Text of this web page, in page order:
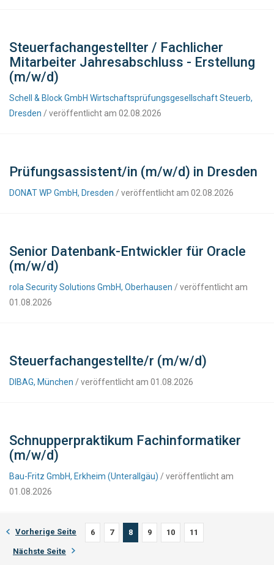
Steuerfachangestellter / Fachlicher
Mitarbeiter Jahresabschluss - Erstellung
(m/w/d)
Schell & Block GmbH Wirtschaftsprüfungsgesellschaft Steuerb,
Dresden / veröffentlicht am 02.08.2026
Prüfungsassistent/in (m/w/d) in Dresden
DONAT WP GmbH, Dresden / veröffentlicht am 02.08.2026
Senior Datenbank-Entwickler für Oracle
(m/w/d)
rola Security Solutions GmbH, Oberhausen / veröffentlicht am
01.08.2026
Steuerfachangestellte/r (m/w/d)
DIBAG, München / veröffentlicht am 01.08.2026
Schnupperpraktikum Fachinformatiker
(m/w/d)
Bau-Fritz GmbH, Erkheim (Unterallgäu) / veröffentlicht am
01.08.2026
Vorherige Seite 6 7 8 9 10 11
Nächste Seite